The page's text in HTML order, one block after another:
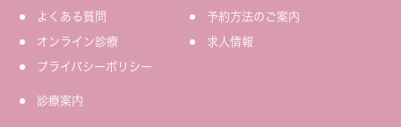
よくある質問 予約方法のご案内
オンライン診療 求人情報
プライバシーポリシー
診療案内